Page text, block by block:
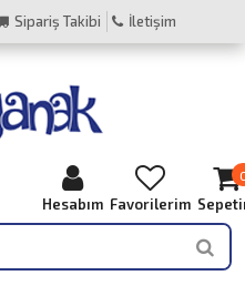
Sipariş Takibi İletişim
Hesabım Favorilerim